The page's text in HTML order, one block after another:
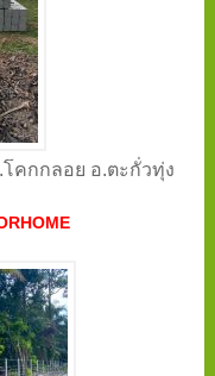
คกกลอย อ.ตะกั่วทุ่ง